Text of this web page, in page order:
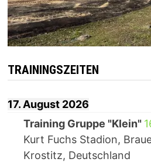
TRAININGSZEITEN
17. August 2026
Training Gruppe "Klein"
Kurt Fuchs Stadion,
Krostitz, Deutschland